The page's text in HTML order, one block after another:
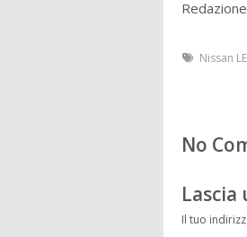
Nissan
No
Il tuo